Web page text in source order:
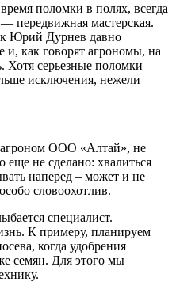
поломки в полях, всегда
— передвижная мастерская.
Юрий Дурнев давно
и, как говорят агрономы, на
Хотя серьезные поломки
исключения, нежели
ООО «Алтай», не
еще не сделано: хвалиться
наперед – может и не
словоохотлив.
специалист. –
К примеру, планируем
когда удобрения
семян. Для этого мы